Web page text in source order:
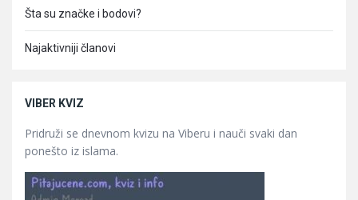
Šta su značke i bodovi?
Najaktivniji članovi
VIBER KVIZ
Pridruži se dnevnom kvizu na Viberu i nauči svaki dan
ponešto iz islama.